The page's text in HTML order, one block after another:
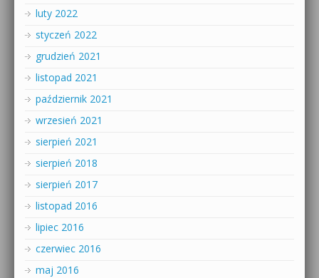
luty 2022
styczeń 2022
grudzień 2021
listopad 2021
październik 2021
wrzesień 2021
sierpień 2021
sierpień 2018
sierpień 2017
listopad 2016
lipiec 2016
czerwiec 2016
maj 2016